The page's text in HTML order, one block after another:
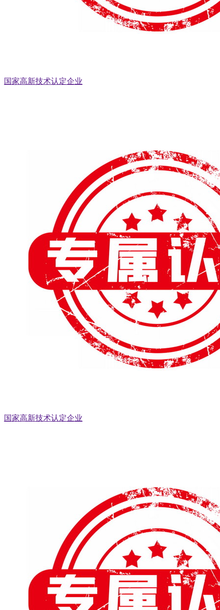
国家高新技术认定企业
国家高新技术认定企业